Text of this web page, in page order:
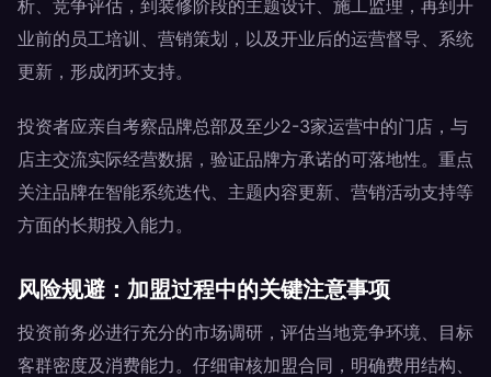
析、竞争评估，到装修阶段的主题设计、施工监理，再到开
业前的员工培训、营销策划，以及开业后的运营督导、系统
更新，形成闭环支持。
投资者应亲自考察品牌总部及至少2-3家运营中的门店，与
店主交流实际经营数据，验证品牌方承诺的可落地性。重点
关注品牌在智能系统迭代、主题内容更新、营销活动支持等
方面的长期投入能力。
风险规避：加盟过程中的关键注意事项
投资前务必进行充分的市场调研，评估当地竞争环境、目标
客群密度及消费能力。仔细审核加盟合同，明确费用结构、